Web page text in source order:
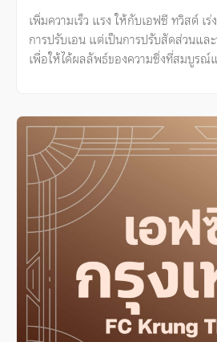
เพิ่มความเร็ว แรง ให้กับเอฟซี ทวิสต์ เ
การปรับเอน แต่เป็นการปรับสัดส่วนแล
เพื่อให้ได้ผลลัพธ์ของความซิ่งที่สมบูรณ์